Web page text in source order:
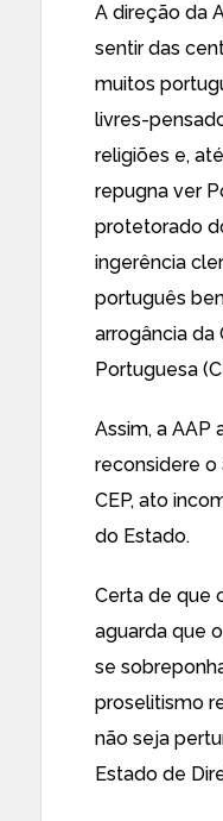
A direção da
sentir das
muitos
livres-
religiões e,
repugna ver
protetorado
ingerência
português
arrogância da
Portuguesa
Assim, a AAP
reconsidere
CEP, ato
do Estado.
Certa de que
aguarda que
se
proselitismo
não seja
Estado de